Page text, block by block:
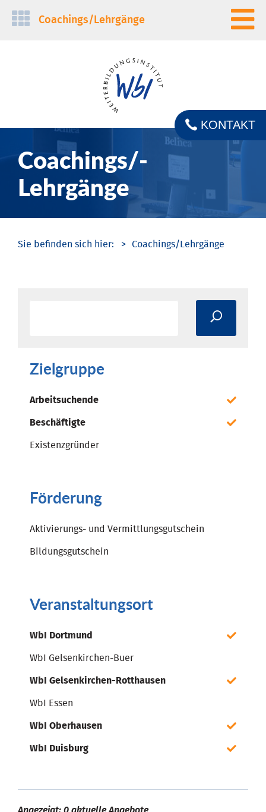
Navigation
Coachings/­Lehrgänge
Coachings/­
Lehrgänge
KONTAKT
Coachings/­Lehrgänge
Zielgruppe
Arbeitsuchende
Beschäftigte
Existenzgründer
Förderung
Aktivierungs- und Vermittlungsgutschein
Bildungsgutschein
Veranstaltungsort
WbI Dortmund
WbI Gelsenkirchen-Buer
WbI Gelsenkirchen-Rotthausen
WbI Essen
WbI Oberhausen
WbI Duisburg
Angezeigt: 0 aktuelle Angebote